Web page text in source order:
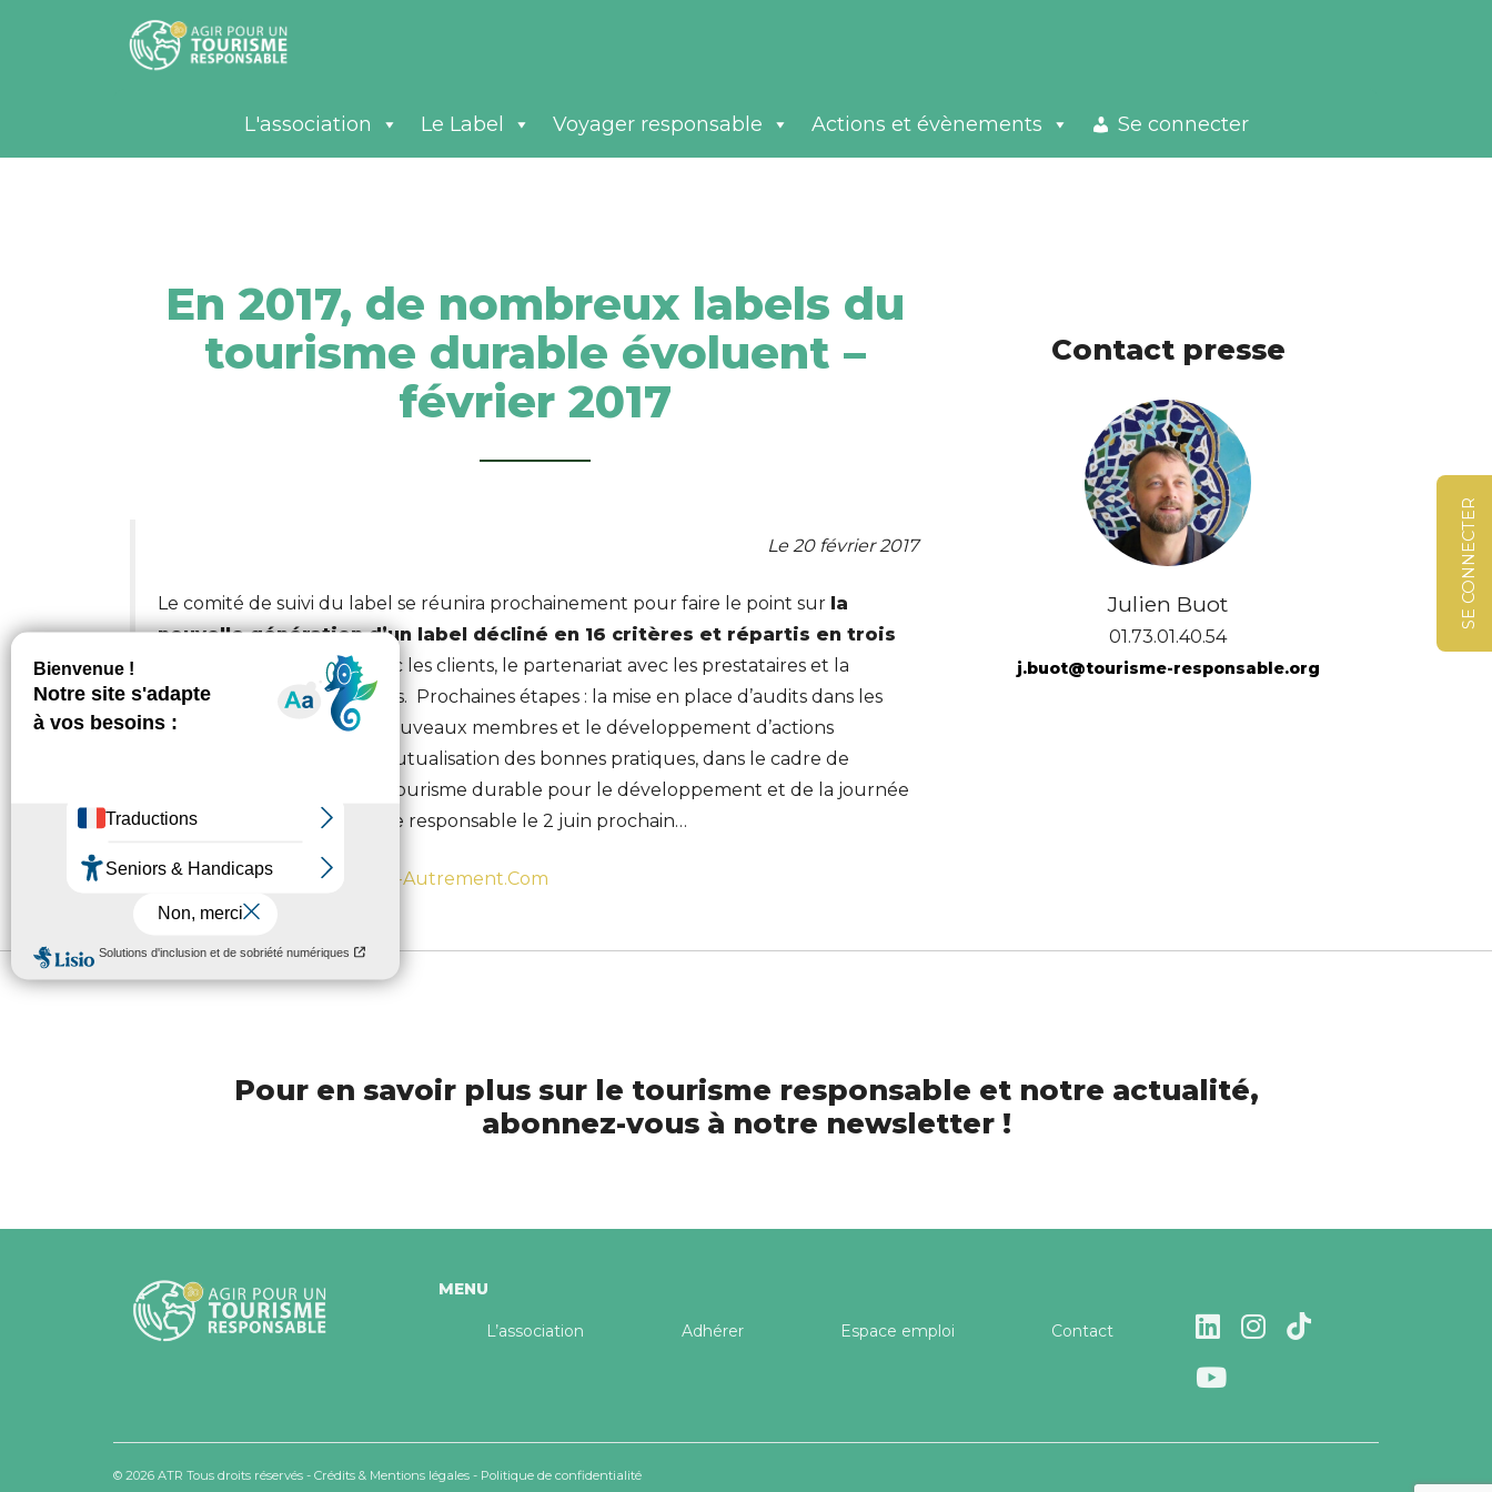
SE CONNECTER
L'association Le Label Voyager responsable Actions et évènements Se connecter
En 2017, de nombreux labels du
tourisme durable évoluent –
février 2017
Le 20 février 2017
Le comité de suivi du label se réunira prochainement pour faire le point sur la
nouvelle génération d’un label décliné en 16 critères et répartis en trois
: la transparence avec les clients, le partenariat avec les prestataires et la
cohérence avec les équipes. Prochaines étapes : la mise en place d’audits dans les
destinations, l’accueil de nouveaux membres et le développement d’actions
collectives à travers une mutualisation des bonnes pratiques, dans le cadre de
l’année internationale du tourisme durable pour le développement et de la journée
mondiale pour un tourisme responsable le 2 juin prochain…
A retrouver sur Voyageons-Autrement.Com
Contact presse
Julien Buot
01.73.01.40.54
j.buot@tourisme-responsable.org
Pour en savoir plus sur le tourisme responsable et notre actualité,
abonnez-vous à notre newsletter !
MENU
L’association Adhérer Espace emploi Contact
© 2026 ATR Tous droits réservés - Crédits & Mentions légales - Politique de confidentialité